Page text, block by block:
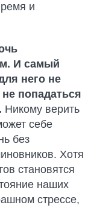
и
И самый
него не
попадаться
Никому верить
себе
без
Хотя
становятся
наших
стрессе,